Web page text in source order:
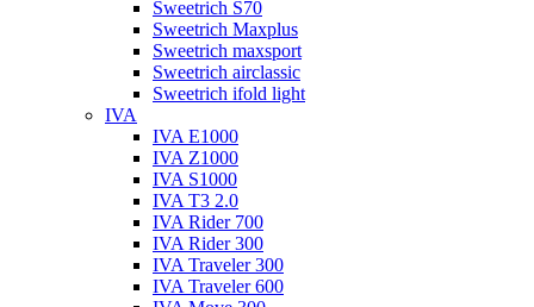
Sweetrich S70
Sweetrich Maxplus
Sweetrich maxsport
Sweetrich airclassic
Sweetrich ifold light
IVA
IVA E1000
IVA Z1000
IVA S1000
IVA T3 2.0
IVA Rider 700
IVA Rider 300
IVA Traveler 300
IVA Traveler 600